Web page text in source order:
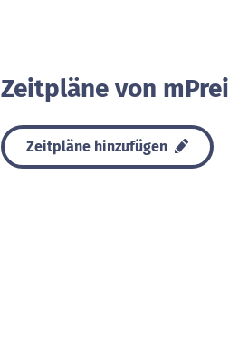
Zeitpläne von
Zeitpläne hinzufügen